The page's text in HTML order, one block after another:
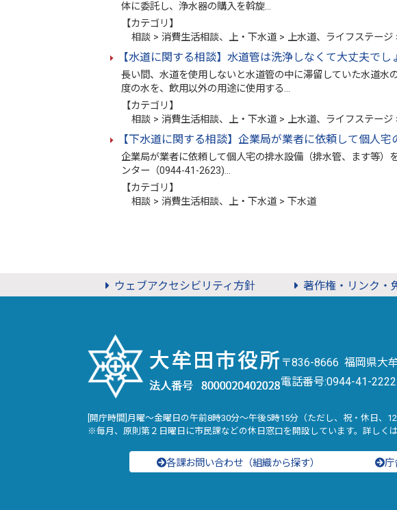
体に委託し、浄水器の購入を斡旋…
【カテゴリ】
相談 > 消費生活相談、上・下水道 > 上水道、ライフステージ
【水道に関する相談】水道管は洗浄しなくて大丈夫で
長い間、水道を使用しないと水道管の中に滞留していた水道
度の水を、飲用以外の用途に使用する…
【カテゴリ】
相談 > 消費生活相談、上・下水道 > 上水道、ライフステージ
【下水道に関する相談】企業局が業者に依頼して個人
企業局が業者に依頼して個人宅の排水設備（排水管、ます等
ンター（0944-41-2623)…
【カテゴリ】
相談 > 消費生活相談、上・下水道 > 下水道
ウェブアクセシビリティ方針 著作権・リンク・
〒836-8666 福岡県大
電話番号:0944-41-2222
[開庁時間]月曜～金曜日の午前8時30分～午後5時15分（ただし、祝・休日、
※毎月、原則第２日曜日に市民課などの休日窓口を開設しています。詳しくは
各課お問い合わせ（組織から探す） 庁